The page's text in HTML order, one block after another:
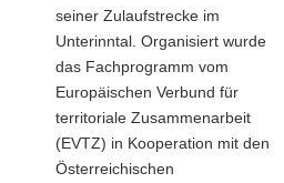
seiner Zulaufstrecke im
Unterinntal. Organisiert wurde
das Fachprogramm vom
Europäischen Verbund für
territoriale Zusammenarbeit
(EVTZ) in Kooperation mit den
Österreichischen